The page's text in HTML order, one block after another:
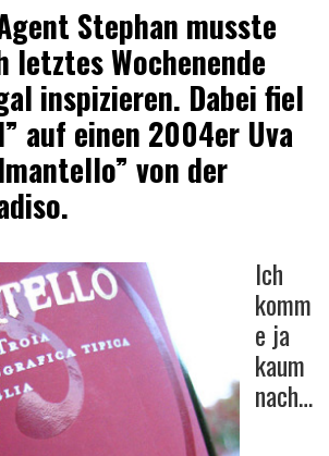
Stephan musste
Wochenende
inspizieren. Dabei fiel
auf einen 2004er Uva
von der
Ich
komm
e ja
kaum
nach…